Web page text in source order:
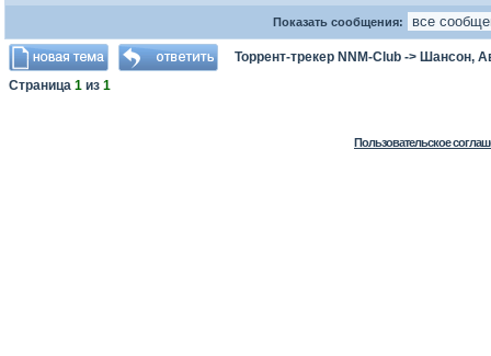
Показать сообщения:
Торрент-трекер NNM-Club -> Шансон,
Страница 1 из 1
Пользовательское